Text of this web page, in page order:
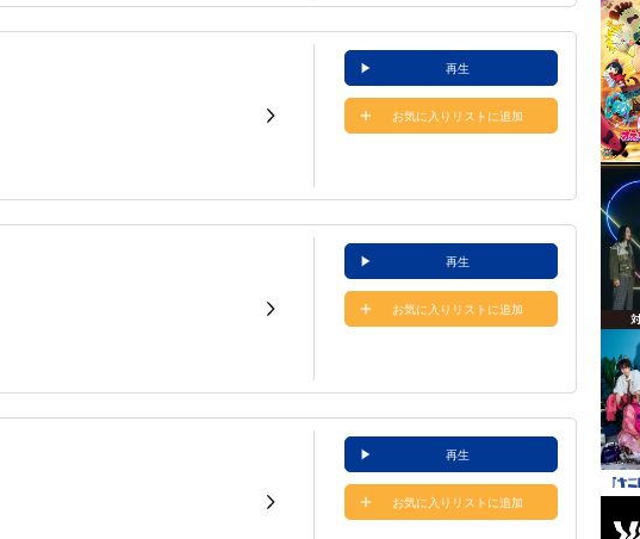
再生
お気に入りリストに追加
再生
お気に入りリストに追加
再生
お気に入りリストに追加